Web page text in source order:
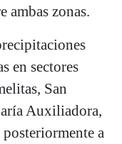
ambas zonas.
en sectores
San
Auxiliadora,
a